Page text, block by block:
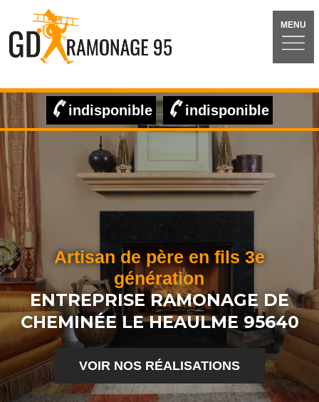
MENU
indisponible indisponible
Artisan de père en fils 3e
génération
ENTREPRISE RAMONAGE DE
CHEMINÉE LE HEAULME 95640
VOIR NOS RÉALISATIONS